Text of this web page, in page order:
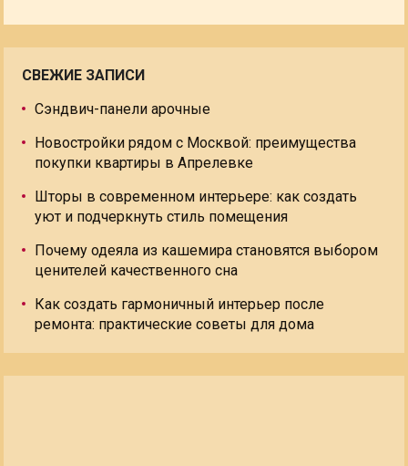
СВЕЖИЕ ЗАПИСИ
Сэндвич-панели арочные
Новостройки рядом с Москвой: преимущества
покупки квартиры в Апрелевке
Шторы в современном интерьере: как создать
уют и подчеркнуть стиль помещения
Почему одеяла из кашемира становятся выбором
ценителей качественного сна
Как создать гармоничный интерьер после
ремонта: практические советы для дома